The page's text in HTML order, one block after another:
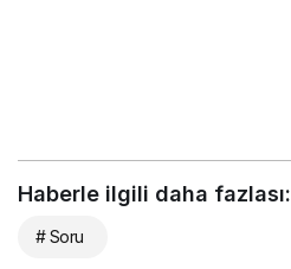
Haberle ilgili daha fazlası:
# Soru